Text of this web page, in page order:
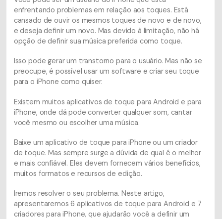
enfrentando problemas em relação aos toques. Está
cansado de ouvir os mesmos toques de novo e de novo,
e deseja definir um novo. Mas devido à limitação, não há
opção de definir sua música preferida como toque.
Isso pode gerar um transtorno para o usuário. Mas não se
preocupe, é possível usar um software e criar seu toque
para o iPhone como quiser.
Existem muitos aplicativos de toque para Android e para
iPhone, onde dá pode converter qualquer som, cantar
você mesmo ou escolher uma música.
Baixe um aplicativo de toque para iPhone ou um criador
de toque. Mas sempre surge a dúvida de qual é o melhor
e mais confiável. Eles devem fornecem vários benefícios,
muitos formatos e recursos de edição.
Iremos resolver o seu problema. Neste artigo,
apresentaremos 6 aplicativos de toque para Android e 7
criadores para iPhone, que ajudarão você a definir um